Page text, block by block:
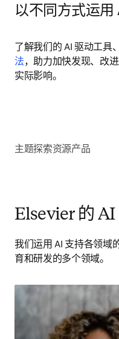
以不同方式运用
了解我们的 AI 驱动工具
法，助力加快发现、改
实际影响。
主题探索资源产品
Elsevier 的 AI
我们运用 AI 支持各领域
育和研发的多个领域。